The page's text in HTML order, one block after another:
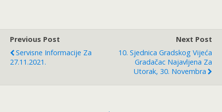
Previous Post
Servisne Informacije Za
27.11.2021.
Next Post
10. Sjednica Gradskog Vijeća
Gradačac Najavljena Za
Utorak, 30. Novembra